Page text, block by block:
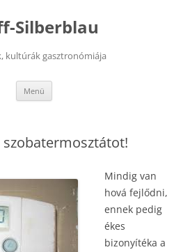
Silberblau
kultúrák gasztronómiája
Menü
szobatermosztátot!
Mindig van
hová fejlődni,
ennek pedig
ékes
bizonyítéka a